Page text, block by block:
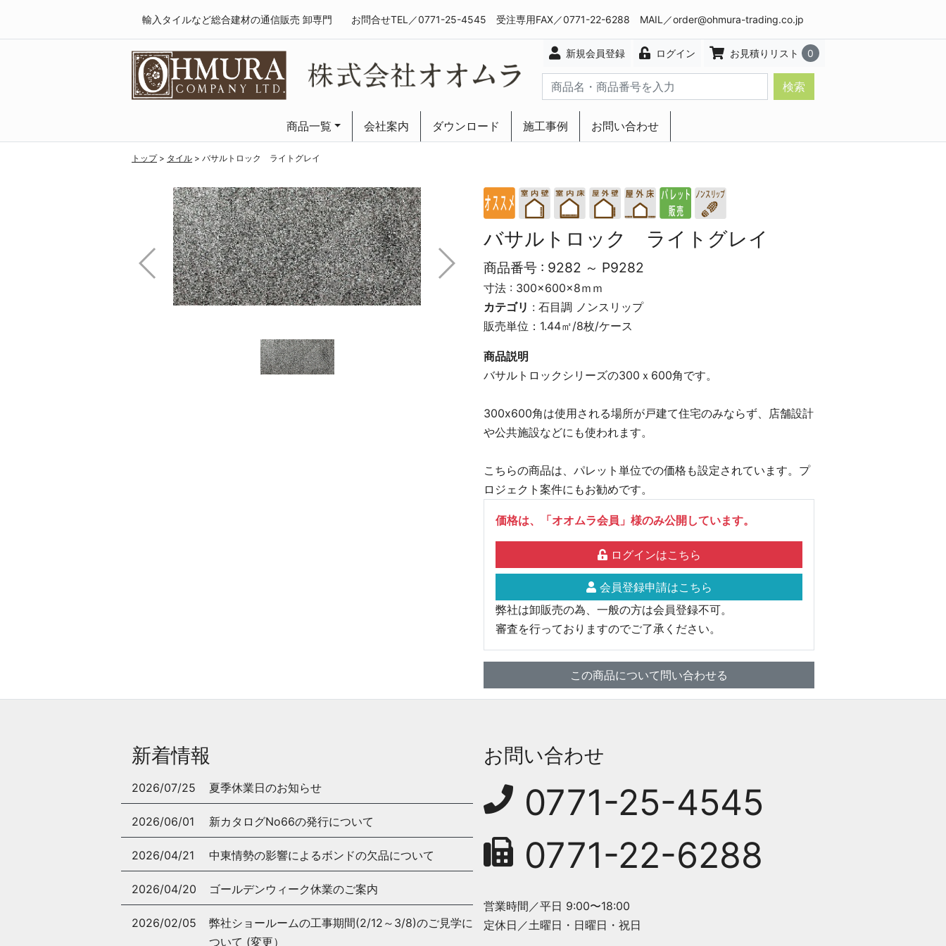
輸入タイルなど総合建材の通信販売 卸専門 お問合せTEL／0771-25-4545 受注専用FAX／0771-22-6288 MAIL／order@ohmura-trading.co.jp
新規会員登録 ログイン お見積りリスト 0
検索
商品一覧 会社案内 ダウンロード 施工事例 お問い合わせ
トップ> タイル > バサルトロック ライトグレイ
バサルトロック ライトグレイ
商品番号 : 9282 ～ P9282
寸法 : 300×600×8ｍｍ
カテゴリ : 石目調 ノンスリップ
販売単位：1.44㎡/8枚/ケース
商品説明
バサルトロックシリーズの300ｘ600角です。
300x600角は使用される場所が戸建て住宅のみならず、店舗設計
や公共施設などにも使われます。
こちらの商品は、パレット単位での価格も設定されています。プ
ロジェクト案件にもお勧めです。
価格は、「オオムラ会員」様のみ公開しています。
ログインはこちら
会員登録申請はこちら
弊社は卸販売の為、一般の方は会員登録不可。
審査を行っておりますのでご了承ください。
この商品について問い合わせる
新着情報
2026/07/25 夏季休業日のお知らせ
2026/06/01 新カタログNo66の発行について
2026/04/21 中東情勢の影響によるボンドの欠品について
2026/04/20 ゴールデンウィーク休業のご案内
2026/02/05
弊社ショールームの工事期間(2/12～3/8)のご見学に
ついて (変更）
お問い合わせ
0771-25-4545
0771-22-6288
営業時間／平日 9:00〜18:00
定休日／土曜日・日曜日・祝日